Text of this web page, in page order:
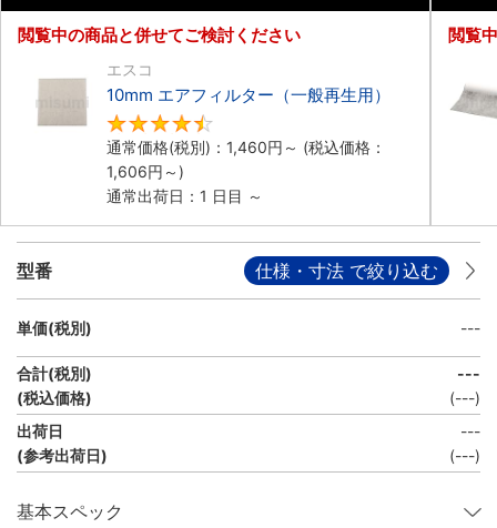
閲覧中の商品と併せてご検討ください
エスコ
10mm エアフィルター（一般再生用）
通常価格(税別)： 1,460円 ～ (税込価格：
1,606円 ～)
通常出荷日：1 日目 ～
閲覧
型番 仕様・寸法 で絞り込む
単価(税別) ---
合計(税別)
(税込価格)
---
(---)
出荷日
(参考出荷日)
---
(---)
基本スペック